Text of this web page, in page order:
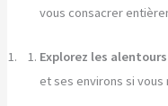
vous consacrer
Explorez les alentours
et ses environs si vous